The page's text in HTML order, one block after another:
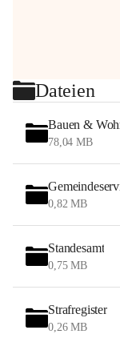
Dateien
Bauen &
78,04 MB
0,82 MB
Standesamt
0,75 MB
Strafregister
0,26 MB